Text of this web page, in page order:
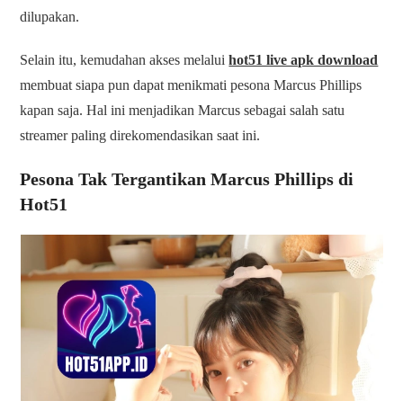
dilupakan.
Selain itu, kemudahan akses melaluihot51 live apk download
membuat siapa pun dapat menikmati pesona Marcus Phillips
kapan saja. Hal ini menjadikan Marcus sebagai salah satu
streamer paling direkomendasikan saat ini.
Pesona Tak Tergantikan Marcus Phillips di
Hot51